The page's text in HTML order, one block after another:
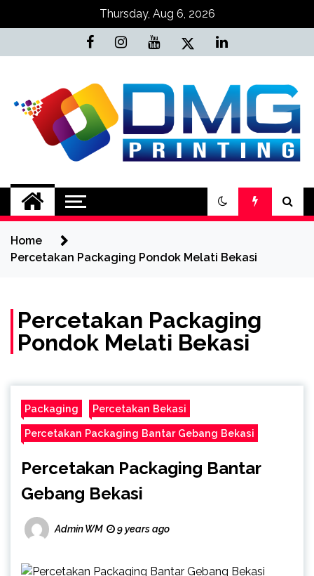
Thursday, Aug 6, 2026
Jasa Cetak Online
DMG Printing
Home
Percetakan Packaging Pondok Melati Bekasi
Percetakan Packaging
Pondok Melati Bekasi
Packaging Percetakan Bekasi
Percetakan Packaging Bantar Gebang Bekasi
Percetakan Packaging Bantar
Gebang Bekasi
Admin WM 9 years ago